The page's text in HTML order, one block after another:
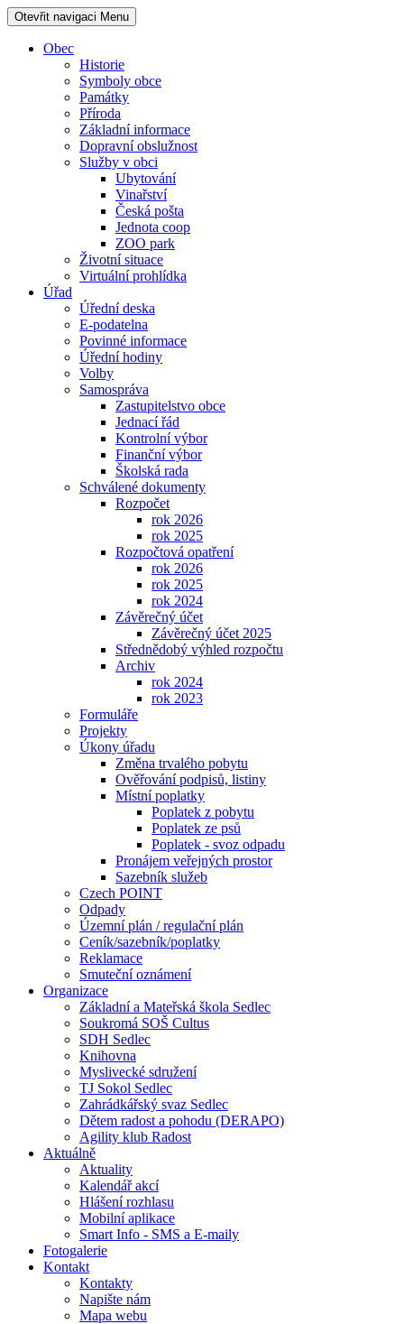
Otevřit navigaci Menu
Obec
Historie
Symboly obce
Památky
Příroda
Základní informace
Dopravní obslužnost
Služby v obci
Ubytování
Vinařství
Česká pošta
Jednota coop
ZOO park
Životní situace
Virtuální prohlídka
Úřad
Úřední deska
E-podatelna
Povinné informace
Úřední hodiny
Volby
Samospráva
Zastupitelstvo obce
Jednací řád
Kontrolní výbor
Finanční výbor
Školská rada
Schválené dokumenty
Rozpočet
rok 2026
rok 2025
Rozpočtová opatření
rok 2026
rok 2025
rok 2024
Závěrečný účet
Závěrečný účet 2025
Střednědobý výhled rozpočtu
Archiv
rok 2024
rok 2023
Formuláře
Projekty
Úkony úřadu
Změna trvalého pobytu
Ověřování podpisů, listiny
Místní poplatky
Poplatek z pobytu
Poplatek ze psů
Poplatek - svoz odpadu
Pronájem veřejných prostor
Sazebník služeb
Czech POINT
Odpady
Územní plán / regulační plán
Ceník/sazebník/poplatky
Reklamace
Smuteční oznámení
Organizace
Základní a Mateřská škola Sedlec
Soukromá SOŠ Cultus
SDH Sedlec
Knihovna
Myslivecké sdružení
TJ Sokol Sedlec
Zahrádkářský svaz Sedlec
Dětem radost a pohodu (DERAPO)
Agility klub Radost
Aktuálně
Aktuality
Kalendář akcí
Hlášení rozhlasu
Mobilní aplikace
Smart Info - SMS a E-maily
Fotogalerie
Kontakt
Kontakty
Napište nám
Mapa webu